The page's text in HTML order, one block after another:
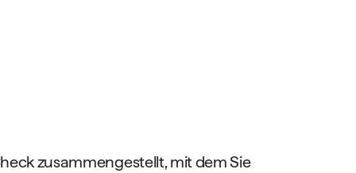
zusammengestellt, mit dem Sie